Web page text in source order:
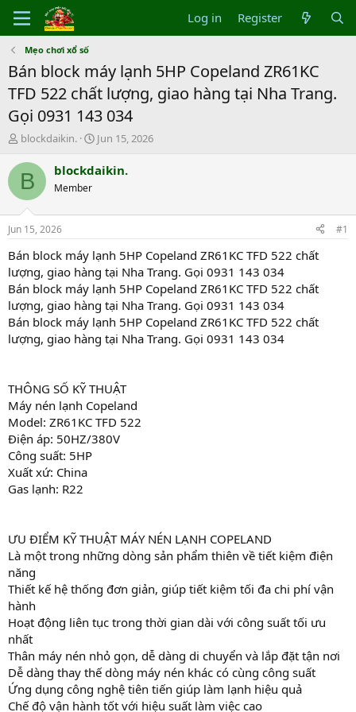
Log in Register
Mẹo chơi xổ số
Bán block máy lạnh 5HP Copeland ZR61KC
TFD 522 chất lượng, giao hàng tại Nha Trang.
Gọi 0931 143 034
T
r
e
d
t
a
t
e
r
blockdaikin.
S
a
t
e
Jun 15, 2026
B blockdaikin.
Member
Jun 15, 2026 #1
Bán block máy lạnh 5HP Copeland ZR61KC TFD 522 chất
lượng, giao hàng tại Nha Trang. Gọi 0931 143 034
Bán block máy lạnh 5HP Copeland ZR61KC TFD 522 chất
lượng, giao hàng tại Nha Trang. Gọi 0931 143 034
Bán block máy lạnh 5HP Copeland ZR61KC TFD 522 chất
lượng, giao hàng tại Nha Trang. Gọi 0931 143 034
THÔNG SỐ KỸ THUẬT
Máy nén lạnh Copeland
Model: ZR61KC TFD 522
Điện áp: 50HZ/380V
Công suất: 5HP
Xuất xứ: China
Gas lạnh: R22
ƯU ĐIỂM KỸ THUẬT MÁY NÉN LẠNH COPELAND
Là một trong những dòng sản phẩm thiên về tiết kiệm điện
năng
Thiết kế hệ thống đơn giản, giúp tiết kiệm tối đa chi phí vận
hành
Hoạt động liên tục trong thời gian dài với công suất tối ưu
nhất
Thân máy nén nhỏ gọn, dễ dàng di chuyển và lắp đặt tận nơi
Dễ dàng thay thế dòng máy nén khác có cùng công suất
Ứng dụng công nghệ tiên tiến giúp làm lạnh hiệu quả
Chế độ vận hành tốt với hiệu suất làm việc cao